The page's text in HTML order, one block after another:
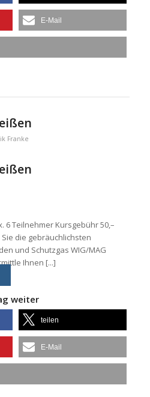
E-Mail
Franke
6 Teilnehmer Kursgebühr 50,–
die gebräuchlichsten
und Schutzgas WIG/MAG
Ihnen [...]
weiter
teilen
E-Mail